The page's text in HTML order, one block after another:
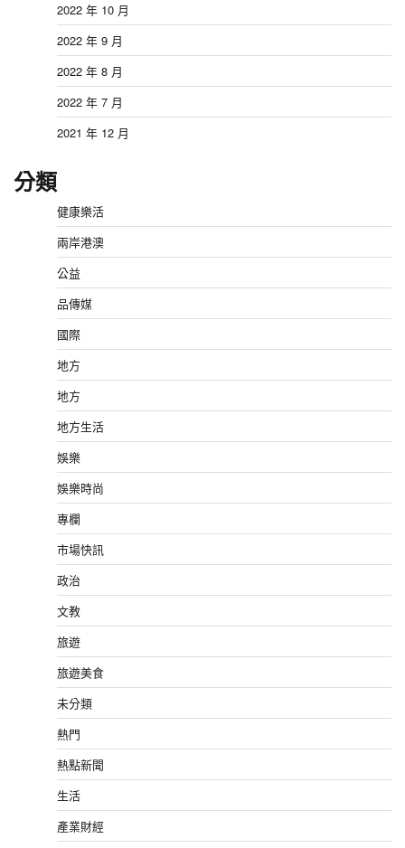
2022 年 10 月
2022 年 9 月
2022 年 8 月
2022 年 7 月
2021 年 12 月
分類
健康樂活
兩岸港澳
公益
品傳媒
國際
地方
地方
地方生活
娛樂
娛樂時尚
專欄
市場快訊
政治
文教
旅遊
旅遊美食
未分類
熱門
熱點新聞
生活
產業財經